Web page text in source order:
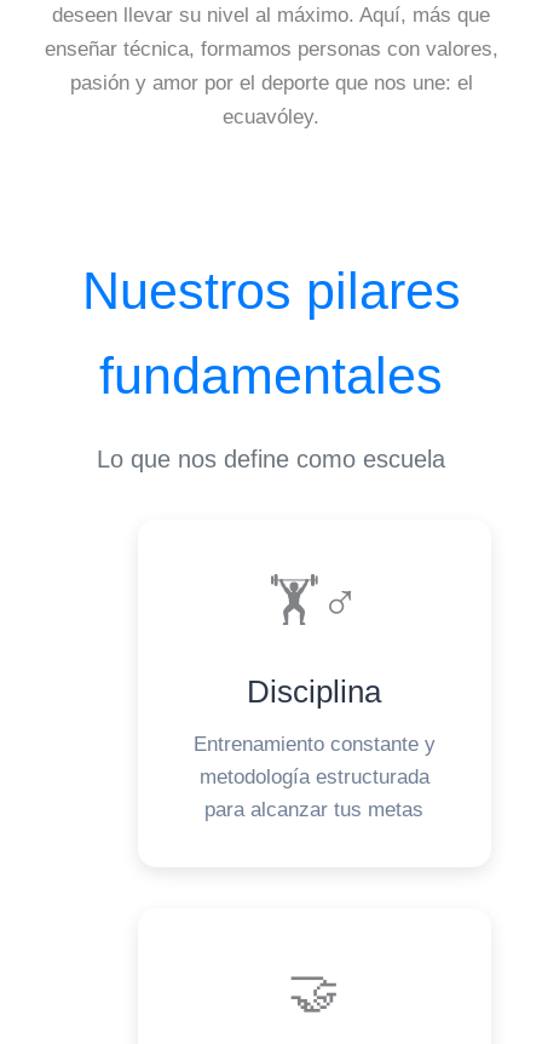
deseen llevar su nivel al máximo. Aquí, más que
enseñar técnica, formamos personas con valores,
pasión y amor por el deporte que nos une: el
ecuavóley.
Nuestros pilares
fundamentales
Lo que nos define como escuela
🏋️♂️
Disciplina
Entrenamiento constante y
metodología estructurada
para alcanzar tus metas
🤝